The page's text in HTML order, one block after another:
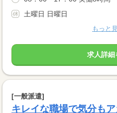
土曜日 日曜日
もっと
求人詳細
[一般派遣]
キレイな職場で気分も